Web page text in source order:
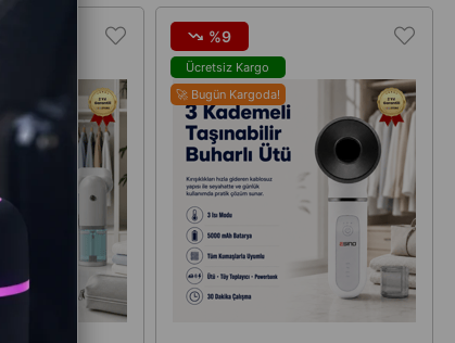
%9
Ücretsiz Kargo
🚀 Bugün Kargoda!